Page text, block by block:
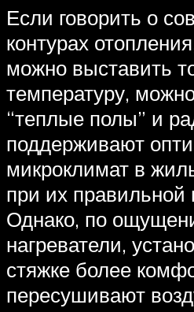
Если говорить о
контурах
можно выставить
температуру,
“теплые полы” и
поддерживают
микроклимат в
при их правильной
Однако, по
нагреватели,
стяжке более
пересушивают